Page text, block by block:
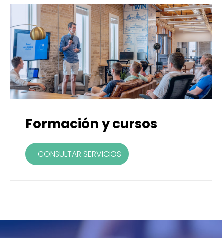
Formación y cursos
CONSULTAR SERVICIOS